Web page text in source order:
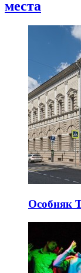
места
Особняк